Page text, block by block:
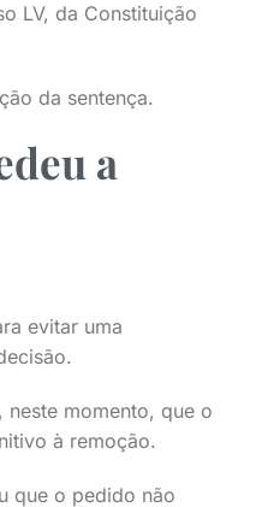
LV, da Constituição
da sentença.
a
evitar uma
neste momento, que o
à remoção.
que o pedido não